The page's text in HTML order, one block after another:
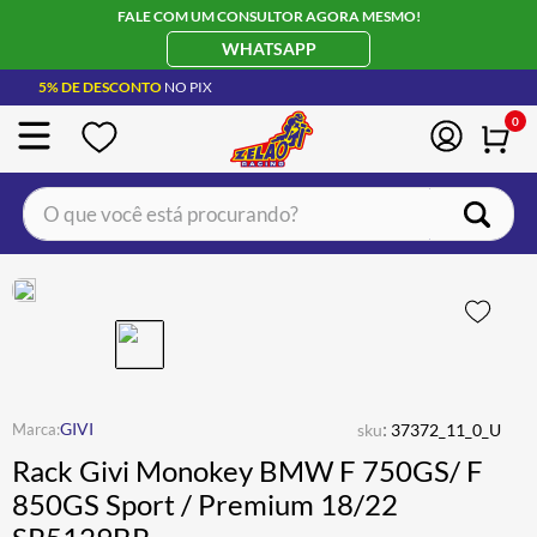
FALE COM UM CONSULTOR AGORA MESMO!
WHATSAPP
5% DE DESCONTO NO PIX
0
O que você está procurando?
GIVI sku: 37372_11_0_U
Rack Givi Monokey BMW F 750GS/ F
850GS Sport / Premium 18/22
BOTA
4º ÓCULOS SOLAR
5º LUVA
6º BAU